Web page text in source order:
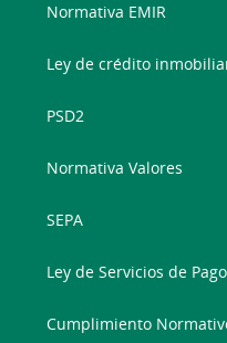
Normativa EMIR
Ley de crédito
PSD2
Normativa Valores
SEPA
Ley de Servicios de Pago
Cumplimiento